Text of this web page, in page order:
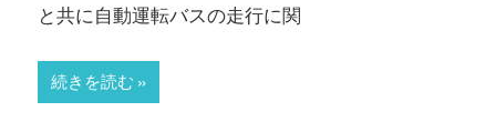
と共に自動運転バスの走行に関
続きを読む